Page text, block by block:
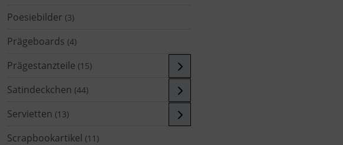
Poesiebilder (3)
Prägeboards (4)
Prägestanzteile (15)
Satindeckchen (44)
Servietten (13)
Scrapbookartikel (11)